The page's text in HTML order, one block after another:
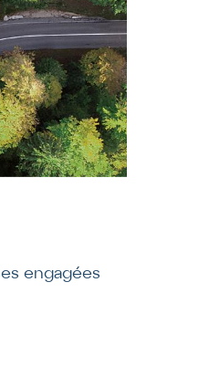
engagées